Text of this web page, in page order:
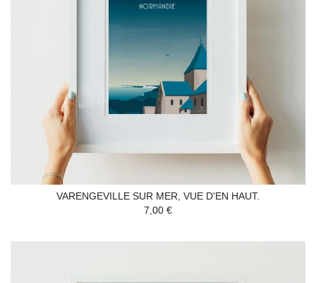
VARENGEVILLE SUR MER, VUE D'EN HAUT.
7,00 €